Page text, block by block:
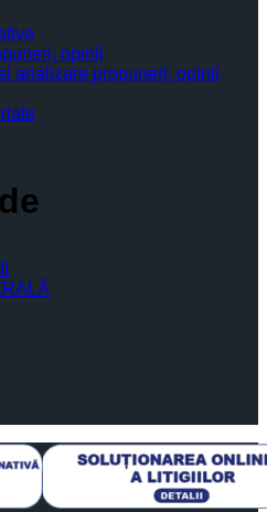
opinii
analizare propuneri, opinii